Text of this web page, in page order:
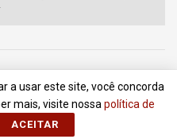
Comitê de CI
Newsletter
Uso
- Todos Direitos Reservados |
a usar este site, você concorda
mais, visite nossa política de
ACEITAR